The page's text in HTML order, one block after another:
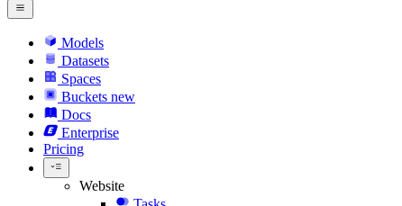
Models
Datasets
Spaces
Buckets new
Docs
Enterprise
Pricing
Website